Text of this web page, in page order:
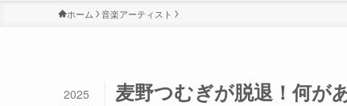
ホーム 音楽アーティスト
麦野つむぎが脱退！何が
2025